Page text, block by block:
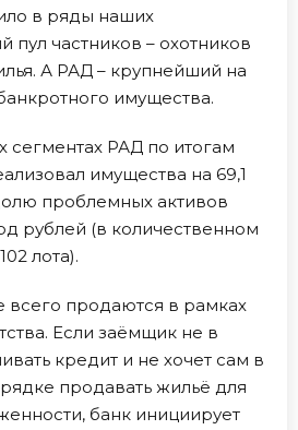
в ряды наших
пул частников – охотников
А РАД – крупнейший на
имущества.
сегментах РАД по итогам
имущества на 69,1
проблемных активов
рублей (в количественном
лота).
продаются в рамках
Если заёмщик не в
кредит и не хочет сам в
продавать жильё для
банк инициирует